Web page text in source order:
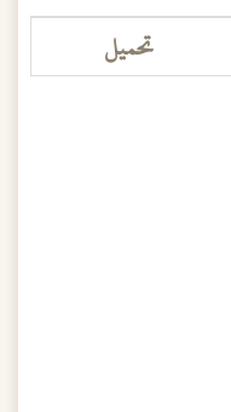
تحميل